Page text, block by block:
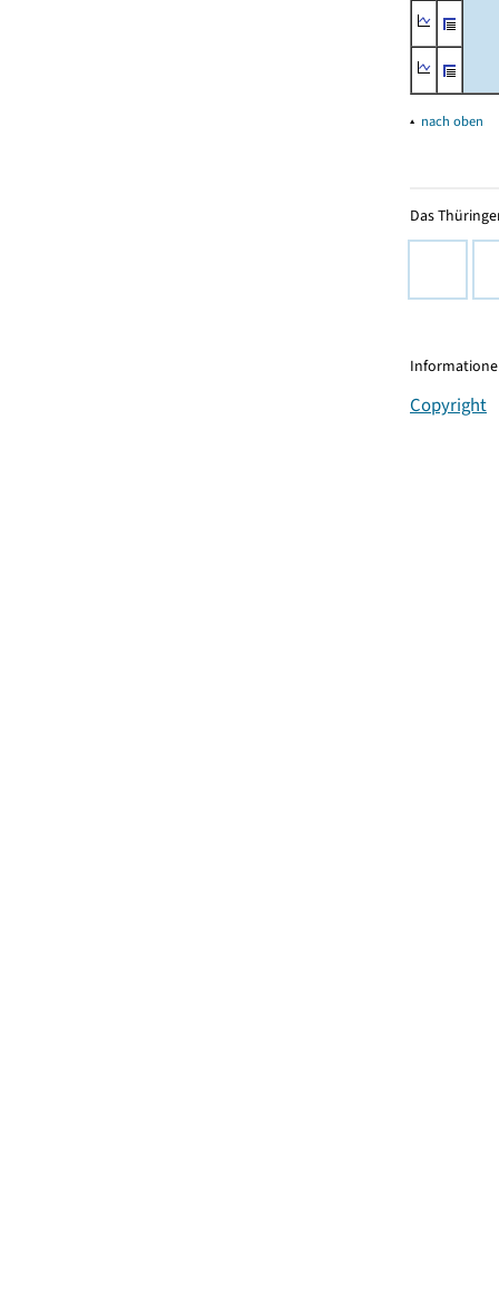
▴ nach oben
Das
Copyright